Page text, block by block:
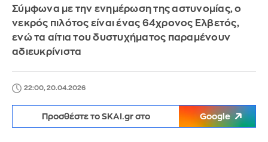
Σύμφωνα με την ενημέρωση της αστυνομίας, ο
νεκρός πιλότος είναι ένας 64χρονος Ελβετός,
ενώ τα αίτια του δυστυχήματος παραμένουν
αδιευκρίνιστα
22:00, 20.04.2026
Προσθέστε το SKAI.gr στο Google